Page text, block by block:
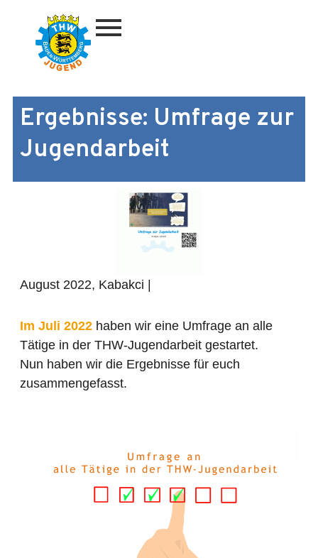
springen
Ergebnisse: Umfrage zur
Jugendarbeit
August 2022, Kabakci |
Im Juli 2022 haben wir eine Umfrage an alle
Tätige in der THW-Jugendarbeit gestartet.
Nun haben wir die Ergebnisse für euch
zusammengefasst.